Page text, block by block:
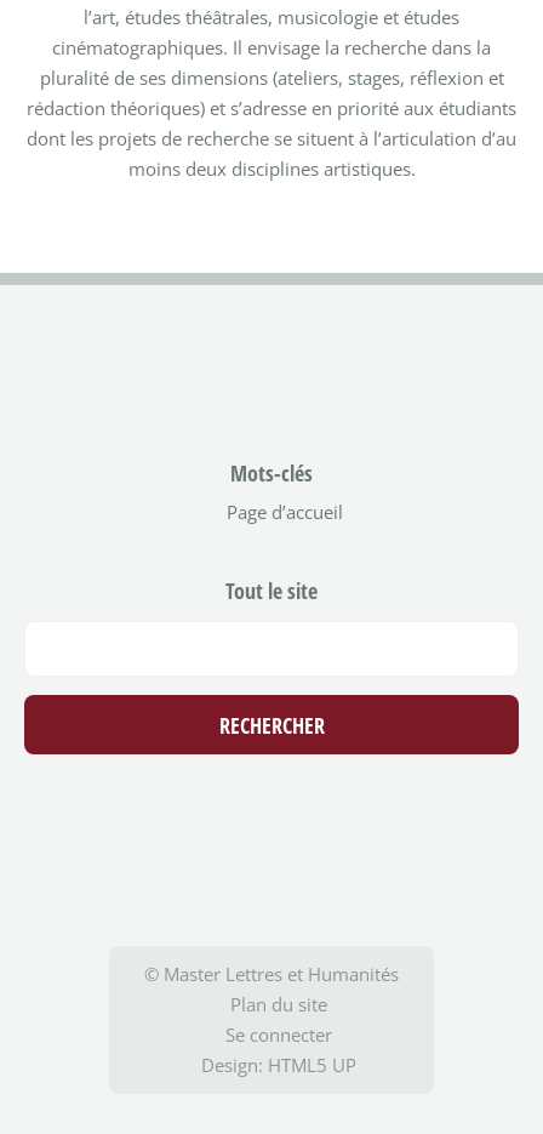
l’art, études théâtrales, musicologie et études
cinématographiques. Il envisage la recherche dans la
pluralité de ses dimensions (ateliers, stages, réflexion et
rédaction théoriques) et s’adresse en priorité aux étudiants
dont les projets de recherche se situent à l’articulation d’au
moins deux disciplines artistiques.
Mots-clés
Page d’accueil
Tout le site
© Master Lettres et Humanités
Plan du site
Se connecter
Design: HTML5 UP